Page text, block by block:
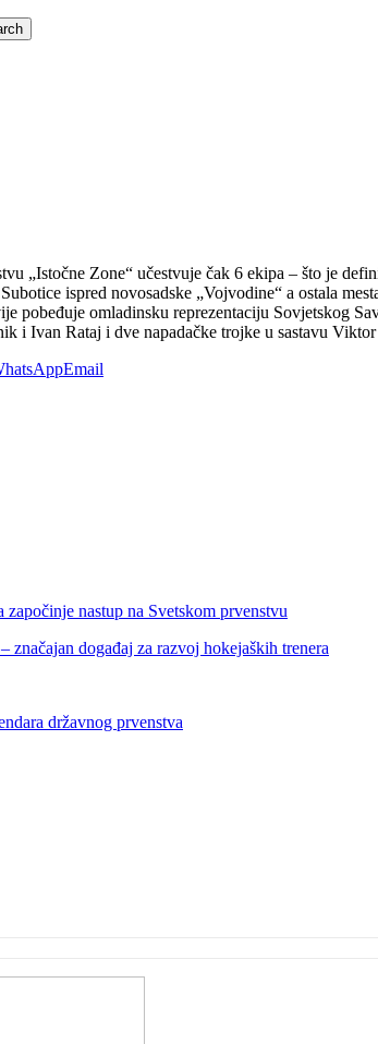
„Istočne Zone“ učestvuje čak 6 ekipa – što je
ispred novosadske „Vojvodine“ a ostala
pobeđuje omladinsku reprezentaciju Sovjetskog
i Ivan Rataj i dve napadačke trojke u sastavu
Email
nastup na Svetskom prvenstvu
značajan događaj za razvoj hokejaških trenera
državnog prvenstva